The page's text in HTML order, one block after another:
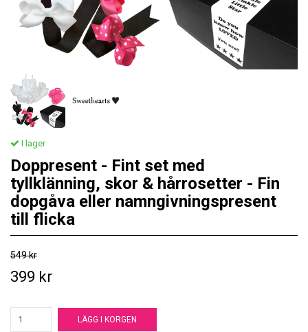
I lager
Doppresent - Fint set med
tyllklänning, skor & hårrosetter - Fin
dopgåva eller namngivningspresent
till flicka
549 kr
399 kr
LÄGG I KORGEN